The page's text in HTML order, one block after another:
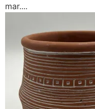
mar....